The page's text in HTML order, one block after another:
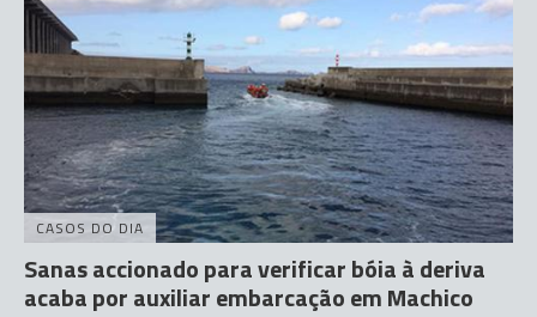
CASOS DO DIA
Sanas accionado para verificar bóia à deriva
acaba por auxiliar embarcação em Machico